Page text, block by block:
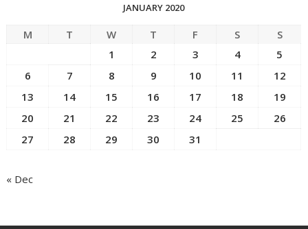
JANUARY 2020
M T W T F S
S
1
2 3 4
5
6
7 8 9 10 11
12
13
14 15 16 17 18
19
20
21 22 23 24 25
26
27
28 29 30 31
« Dec